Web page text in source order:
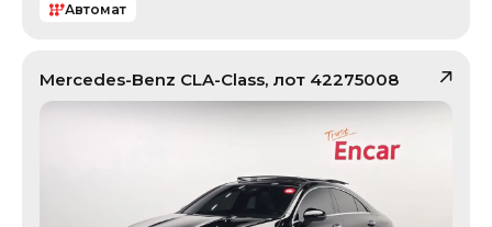
Автомат
Mercedes-Benz CLA-Class, лот 42275008